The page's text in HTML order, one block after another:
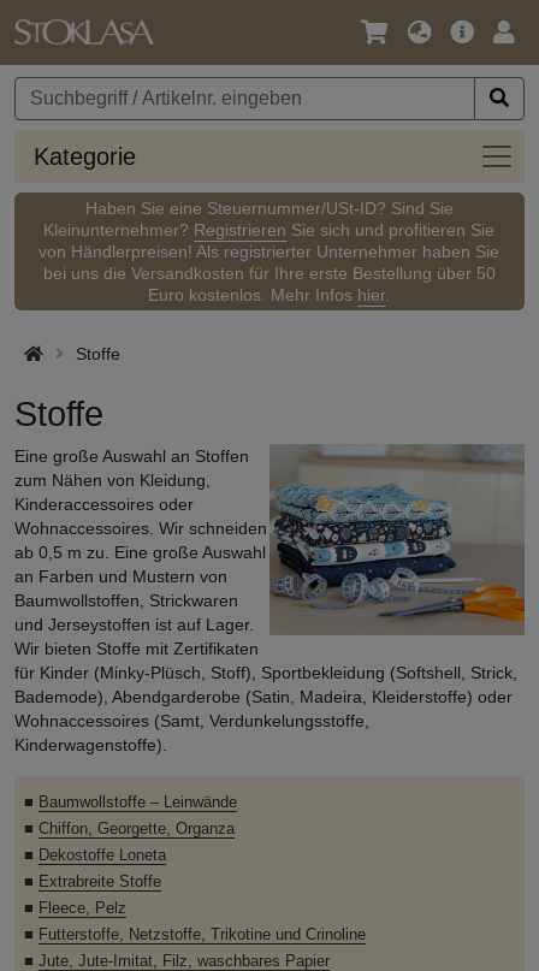
Sprache
Währung
Kategorie
Haben Sie eine Steuernummer/USt-ID? Sind Sie
Kleinunternehmer? Registrieren Sie sich und profitieren Sie
von Händlerpreisen! Als registrierter Unternehmer haben Sie
bei uns die Versandkosten für Ihre erste Bestellung über 50
Euro kostenlos. Mehr Infos hier.
Stoffe
Stoffe
Eine große Auswahl an Stoffen
zum Nähen von Kleidung,
Kinderaccessoires oder
Wohnaccessoires. Wir schneiden
ab 0,5 m zu. Eine große Auswahl
an Farben und Mustern von
Baumwollstoffen, Strickwaren
und Jerseystoffen ist auf Lager.
Wir bieten Stoffe mit Zertifikaten
für Kinder (Minky-Plüsch, Stoff), Sportbekleidung (Softshell, Strick,
Bademode), Abendgarderobe (Satin, Madeira, Kleiderstoffe) oder
Wohnaccessoires (Samt, Verdunkelungsstoffe,
Kinderwagenstoffe).
■ Baumwollstoffe – Leinwände
■ Chiffon, Georgette, Organza
■ Dekostoffe Loneta
■ Extrabreite Stoffe
■ Fleece, Pelz
■ Futterstoffe, Netzstoffe, Trikotine und Crinoline
■ Jute, Jute-Imitat, Filz, waschbares Papier